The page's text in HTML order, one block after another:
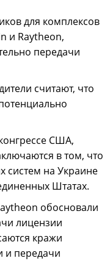
для комплексов
и Raytheon,
передачи
считают, что
США,
в том, что
систем на Украине
Штатах.
обосновали
лицензии
кражи
и передачи